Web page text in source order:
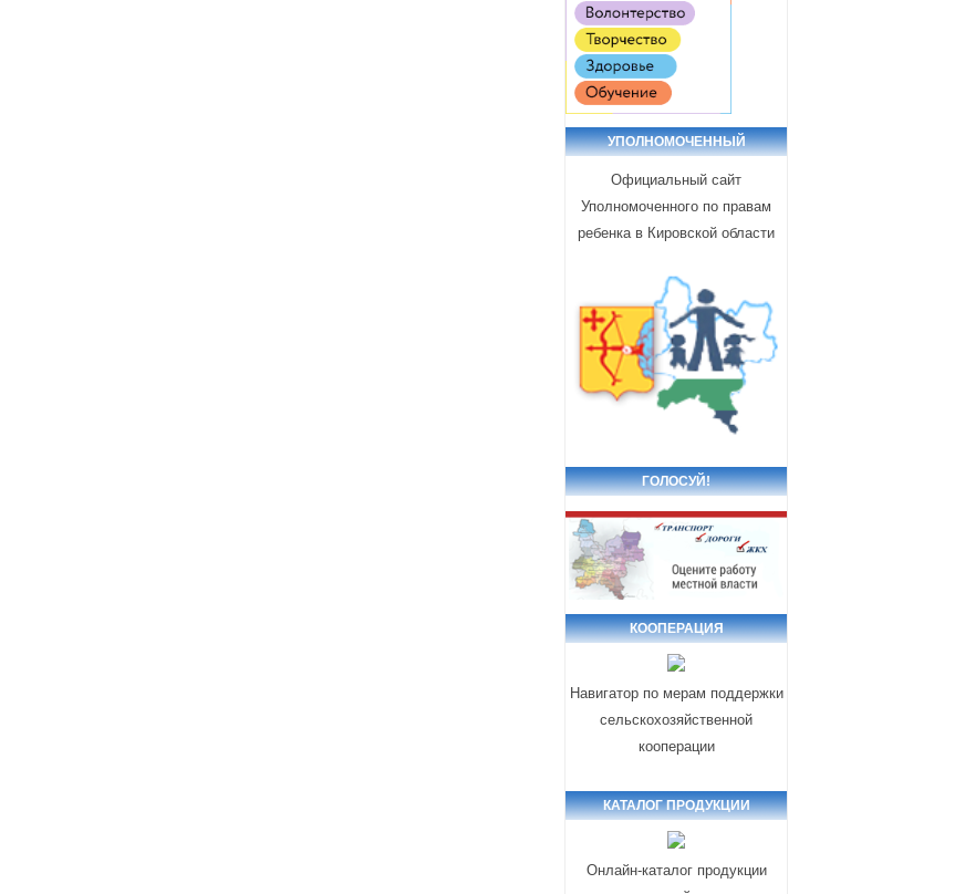
УПОЛНОМОЧЕННЫЙ
Официальный сайт
Уполномоченного по правам
ребенка в Кировской области
ГОЛОСУЙ!
КООПЕРАЦИЯ
Навигатор по мерам поддержки
сельскохозяйственной
кооперации
КАТАЛОГ ПРОДУКЦИИ
Онлайн-каталог продукции